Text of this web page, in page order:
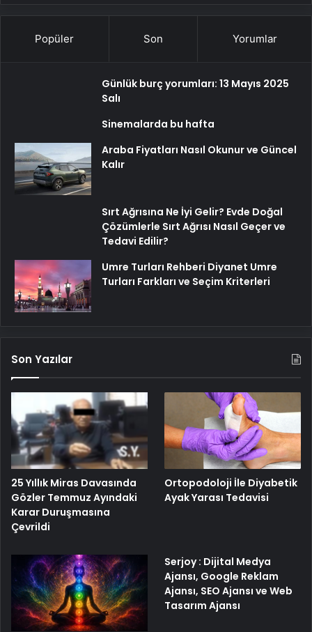
Popüler Son Yorumlar
Günlük burç yorumları: 13 Mayıs 2025
Salı
Sinemalarda bu hafta
Araba Fiyatları Nasıl Okunur ve Güncel
Kalır
Sırt Ağrısına Ne İyi Gelir? Evde Doğal
Çözümlerle Sırt Ağrısı Nasıl Geçer ve
Tedavi Edilir?
Umre Turları Rehberi Diyanet Umre
Turları Farkları ve Seçim Kriterleri
Son Yazılar
25 Yıllık Miras Davasında
Gözler Temmuz Ayındaki
Karar Duruşmasına
Çevrildi
Ortopodoloji İle Diyabetik
Ayak Yarası Tedavisi
Serjoy : Dijital Medya
Ajansı, Google Reklam
Ajansı, SEO Ajansı ve Web
Tasarım Ajansı